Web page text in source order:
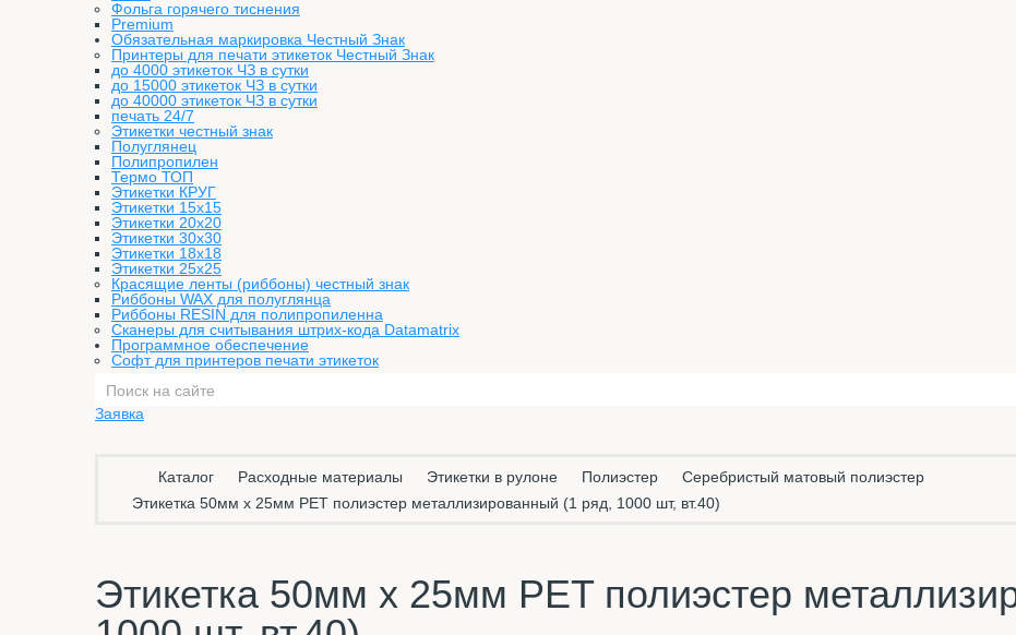
Фольга горячего тиснения
Premium
Обязательная маркировка Честный Знак
Принтеры для печати этикеток Честный Знак
до 4000 этикеток ЧЗ в сутки
до 15000 этикеток ЧЗ в сутки
до 40000 этикеток ЧЗ в сутки
печать 24/7
Этикетки честный знак
Полуглянец
Полипропилен
Термо ТОП
Этикетки КРУГ
Этикетки 15х15
Этикетки 20х20
Этикетки 30х30
Этикетки 18х18
Этикетки 25х25
Красящие ленты (риббоны) честный знак
Риббоны WAX для полуглянца
Риббоны RESIN для полипропиленна
Сканеры для считывания штрих-кода Datamatrix
Программное обеспечение
Софт для принтеров печати этикеток
Заявка
Каталог Расходные материалы Этикетки в рулоне Полиэстер
Серебристый матовый полиэстер
Этикетка 50мм х 25мм PET полиэстер металлизированный (1 ряд, 1000 шт, вт.40)
Этикетка 50мм х 25мм PET полиэстер